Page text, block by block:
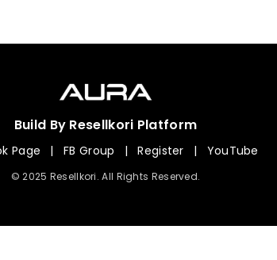
Build By Resellkori Platform
Page | FB Group | Register | YouTube
© 2025 Resellkori. All Rights Reserved.